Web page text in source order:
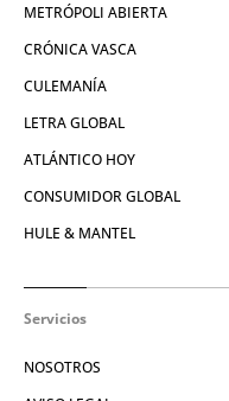
METRÓPOLI ABIERTA
CRÓNICA VASCA
CULEMANÍA
LETRA GLOBAL
ATLÁNTICO HOY
CONSUMIDOR GLOBAL
HULE & MANTEL
Servicios
NOSOTROS